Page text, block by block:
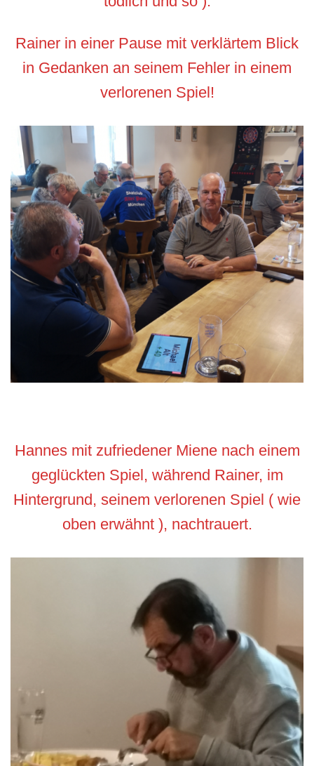
Rainer in einer Pause mit verklärtem Blick
in Gedanken an seinem Fehler in einem
verlorenen Spiel!
Hannes mit zufriedener Miene nach einem
geglückten Spiel, während Rainer, im
Hintergrund, seinem verlorenen Spiel ( wie
oben erwähnt ), nachtrauert.